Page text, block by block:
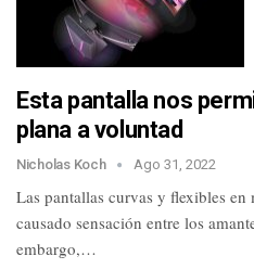
Esta pantalla nos
plana a voluntad
Nicholas Koch Ago 31, 2022
Las pantallas curvas y flexibles
causado sensación entre los
embargo,…